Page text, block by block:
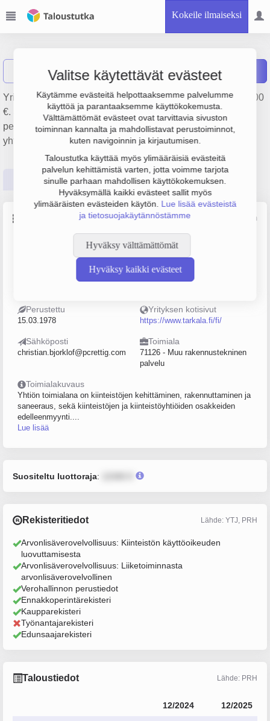
Kokeile ilmaiseksi
Valitse käytettävät evästeet
Käytämme evästeitä helpottaaksemme palvelumme
käyttöä ja parantaaksemme käyttökokemusta.
Välttämättömät evästeet ovat tarvittavia sivuston
toiminnan kannalta ja mahdollistavat perustoiminnot,
kuten navigoinnin ja kirjautumisen.
Taloustutka käyttää myös ylimääräisiä evästeitä
palvelun kehittämistä varten, jotta voimme tarjota
sinulle parhaan mahdollisen käyttökokemuksen.
Hyväksymällä kaikki evästeet sallit myös
ylimääräisten evästeiden käytön. Lue lisää evästeistä
ja tietosuojakäytännöstämme
Hyväksy välttämättömät
Hyväksy kaikki evästeet
Näytä haku Tarkala Oy Raportit
Yrityksen Tarkala Oy liikevaihto on 1.3 milj. € ja tulos 632 000
€. Sen päätoimiala on Muu rakennustekninen palvelu,
perustamisvuosi 1978 ja sijainti Helsinki. Yrityksen
yhtiömuoto Osakeyhtiö (OY).
Perustiedot Tilinpäätösluvut Päättäjätiedot
Lähde: YTJ, PRH, Traficom
Puhelin
09-25145000
Perustettu
15.03.1978
Yrityksen kotisivut
https://www.tarkala.fi/fi/
Sähköposti
christian.bjorklof@pcrettig.com
Toimiala
71126 - Muu rakennustekninen
palvelu
Toimialakuvaus
Yhtiön toimialana on kiinteistöjen kehittäminen, rakennuttaminen ja
saneeraus, sekä kiinteistöjen ja kiinteistöyhtiöiden osakkeiden
edelleenmyynti....
Lue lisää
Suositeltu luottoraja:
Rekisteritiedot Lähde: YTJ, PRH
Arvonlisäverovelvollisuus: Kiinteistön käyttöoikeuden
luovuttamisesta
Arvonlisäverovelvollisuus: Liiketoiminnasta
arvonlisäverovelvollinen
Verohallinnon perustiedot
Ennakkoperintärekisteri
Kaupparekisteri
Työnantajarekisteri
Edunsaajarekisteri
Taloustiedot Lähde: PRH
12/2024 12/2025